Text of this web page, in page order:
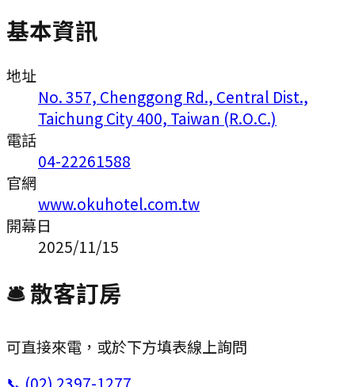
基本資訊
地址
No. 357, Chenggong Rd., Central Dist.,
Taichung City 400, Taiwan (R.O.C.)
電話
04-22261588
官網
www.okuhotel.com.tw
開幕日
2025/11/15
🛎 散客訂房
可直接來電，或於下方填表線上詢問
📞 (02) 2397-1277